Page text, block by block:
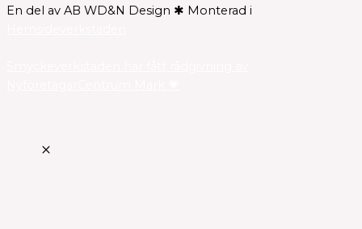
En del av AB WD&N Design ✱ Monterad i